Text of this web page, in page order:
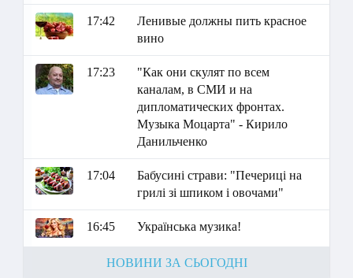
17:42
Ленивые должны пить красное
вино
17:23
"Как они скулят по всем
каналам, в СМИ и на
дипломатических фронтах.
Музыка Моцарта" - Кирило
Данильченко
17:04
Бабусині страви: "Печериці на
грилі зі шпиком і овочами"
16:45 Українська музика!
НОВИНИ ЗА СЬОГОДНІ